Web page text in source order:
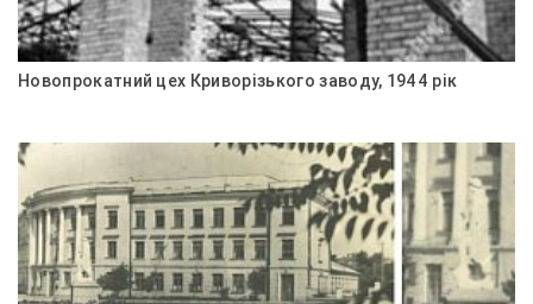
Новопрокатний цех Криворізького заводу, 1944 рік